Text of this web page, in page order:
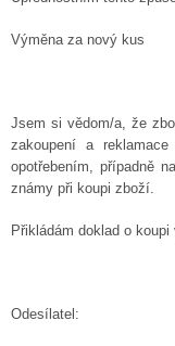
Výměna za nový
Jsem si vědom/a, že
zakoupení a
opotřebením, případně
známy při koupi zboží.
Přikládám doklad o koupi
Odesílatel: